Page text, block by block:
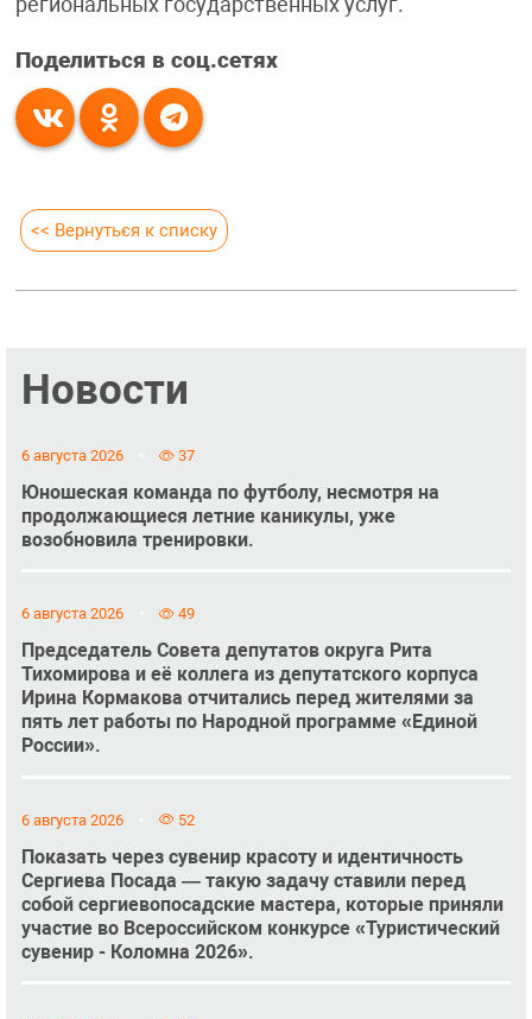
региональных государственных услуг.
Поделиться в соц.сетях
<< Вернуться к списку
Новости
6 августа 2026 37
Юношеская команда по футболу, несмотря на
продолжающиеся летние каникулы, уже
возобновила тренировки.
6 августа 2026 49
Председатель Совета депутатов округа Рита
Тихомирова и её коллега из депутатского корпуса
Ирина Кормакова отчитались перед жителями за
пять лет работы по Народной программе «Единой
России».
6 августа 2026 52
Показать через сувенир красоту и идентичность
Сергиева Посада — такую задачу ставили перед
собой сергиевопосадские мастера, которые приняли
участие во Всероссийском конкурсе «Туристический
сувенир - Коломна 2026».